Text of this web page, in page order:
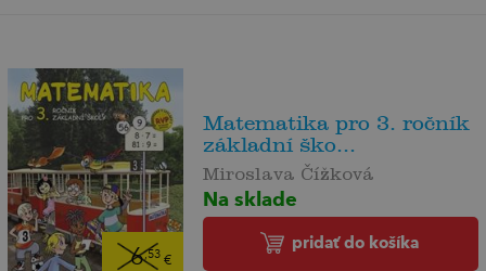
6,53€
Matematika pro 3. ročník
základní ško...
Miroslava Čížková
Na sklade
pridať do košíka